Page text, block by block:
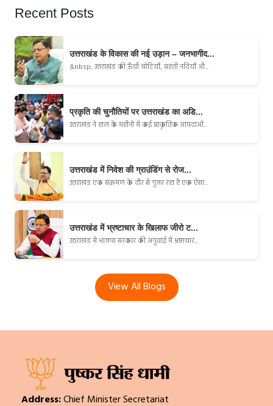
Recent Posts
उत्तराखंड के विकास की नई उड़ान – जनभागीद...
&nbsp; उत्तराखंड की ऊँची चोटियाँ, बहती नदियाँ औ...
प्रकृति की चुनौतियों पर उत्तराखंड का अडि...
उत्तराखंड ने हाल के महीनों में कई प्राकृतिक आपदाओं...
उत्तराखंड में निवेश की ग्राउंडिंग से रोज...
उत्तराखंड एक संक्रमण के दौर से गुजर रहा है एक ऐसा...
उत्तराखंड में भ्रष्टाचार के खिलाफ जीरो ट...
उत्तराखंड में भाजपा सरकार की अगुवाई में भ्रष्टाचार...
View All Blogs
Address:Chief Minister Secretariat